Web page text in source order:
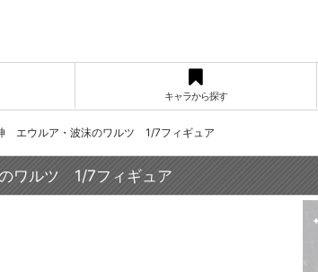
キャラから探す
エウルア・波沫のワルツ 1/7フィギュア
ワルツ 1/7フィギュア